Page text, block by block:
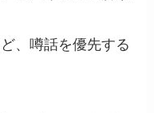
、噂話を優先する